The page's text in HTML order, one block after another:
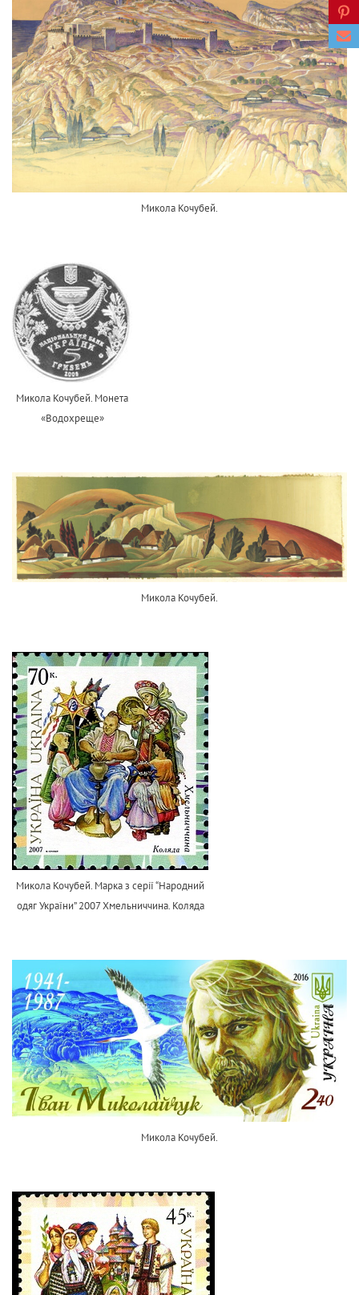
Микола Кочубей.
Микола Кочубей. Монета
«Водохреще»
Микола Кочубей.
Микола Кочубей. Марка з серії “Народний
одяг України” 2007 Хмельниччина. Коляда
Микола Кочубей.